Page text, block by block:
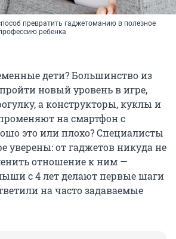
превратить гаджетоманию в полезное
ребенка
дети? Большинство из
новый уровень в игре,
а конструкторы, куклы и
на смартфон с
это или плохо? Специалисты
уверены: от гаджетов никуда не
отношение к ним —
с 4 лет делают первые шаги
на часто задаваемые